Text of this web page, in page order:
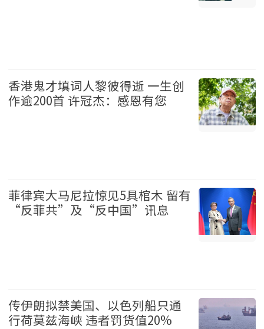
香港鬼才填词人黎彼得逝 一生创
作逾200首 许冠杰：感恩有您
菲律宾大马尼拉惊见5具棺木 留有
“反菲共”及“反中国”讯息
传伊朗拟禁美国、以色列船只通
行荷莫兹海峡 违者罚货值20%